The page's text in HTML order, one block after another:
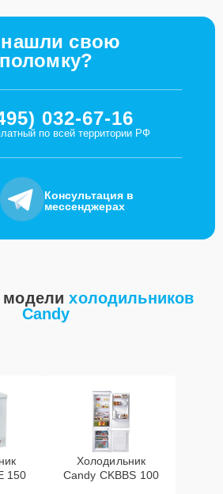
свою
поломку?
032-67-16
по всей территории РФ
Консультация в
мессенджерах
моделихолодильников
Candy
150
Холодильник
Candy CKBBS 100